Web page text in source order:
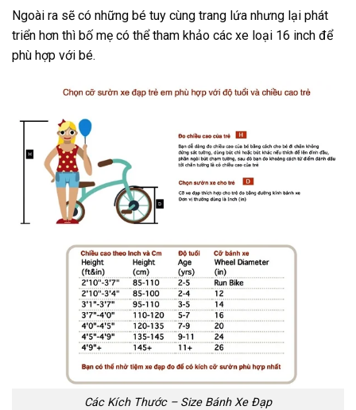
Ngoài ra sẽ có những bé tuy cùng trang lứa nhưng lại phát
triển hơn thì bố mẹ có thể tham khảo các xe loại 16 inch để
phù hợp với bé.
Các Kích Thước – Size Bánh Xe Đạp